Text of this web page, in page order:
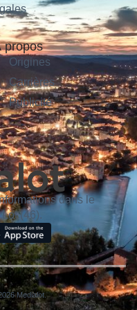
propos
Origines
Carrières
Publicité
dans le
(46).
Medialot.